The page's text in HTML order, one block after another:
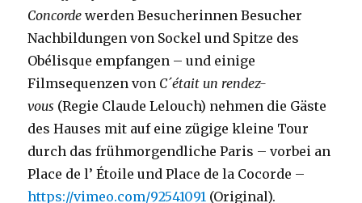
Concorde werden Besucherinnen Besucher
Nachbildungen von Sockel und Spitze des
Obélisque empfangen – und einige
Filmsequenzen von C´était un rendez-
vous (Regie Claude Lelouch) nehmen die Gäste
des Hauses mit auf eine zügige kleine Tour
durch das frühmorgendliche Paris – vorbei an
Place de l’ Étoile und Place de la Cocorde –
https://vimeo.com/92541091 (Original).